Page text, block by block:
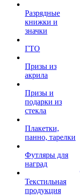
Разрядные
книжки и
значки
ГТО
Призы из
акрила
Призы и
подарки из
стекла
Плакетки,
панно, тарелки
Футляры для
наград
Текстильная
продукция